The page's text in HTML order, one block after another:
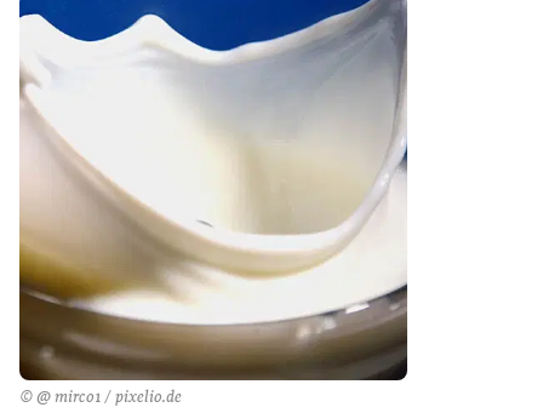
© @ mirco1 / pixelio.de